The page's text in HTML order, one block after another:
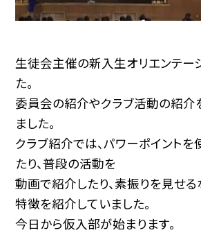
生徒会主催の新入生オリエンテー
た。
委員会の紹介やクラブ活動の紹介
ました。
クラブ紹介では、パワーポイント
たり、普段の活動を
動画で紹介したり、素振りを見せ
特徴を紹介していました。
今日から仮入部が始まります。